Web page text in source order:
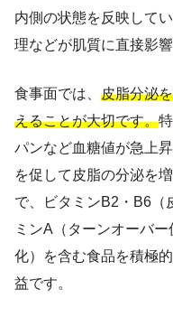
内側の状態を反映して
理などが肌質に直接影響
食事面では、 皮脂分泌
えることが大切です。
パンなど血糖値が急上
を促して皮脂の分泌を
で、ビタミンB2・B6（
ミンA（ターンオーバ
化）を含む食品を積極
益です。